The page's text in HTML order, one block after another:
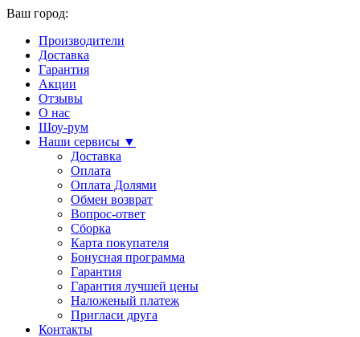
Ваш город:
Производители
Доставка
Гарантия
Акции
Отзывы
О нас
Шоу-рум
Наши сервисы ▼
Доставка
Оплата
Оплата Долями
Обмен возврат
Вопрос-ответ
Сборка
Карта покупателя
Бонусная программа
Гарантия
Гарантия лучшей цены
Наложеный платеж
Пригласи друга
Контакты